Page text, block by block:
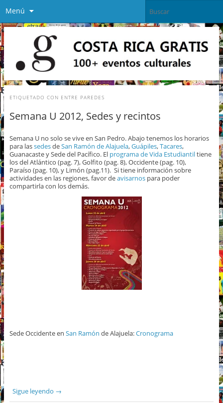
Menú
ETIQUETADO CON ENTRE PAREDES
Semana U 2012, Sedes y recintos
Semana U no solo se vive en San Pedro. Abajo tenemos los horarios
para lassedesdeSan Ramón de Alajuela,Guápiles,Tacares,
Guanacaste y Sede del Pacífico. El programa de Vida Estudiantiltiene
los del Atlántico (pag. 7), Golfito (pag. 8), Occidente (pag. 10),
Paraíso (pag. 10), y Limón (pag.11). Si tiene información sobre
actividades en las regiones, favor deavisarnospara poder
compartirla con los demás.
Sede Occidente en San Ramón de Alajuela:Cronograma
Sigue leyendo →